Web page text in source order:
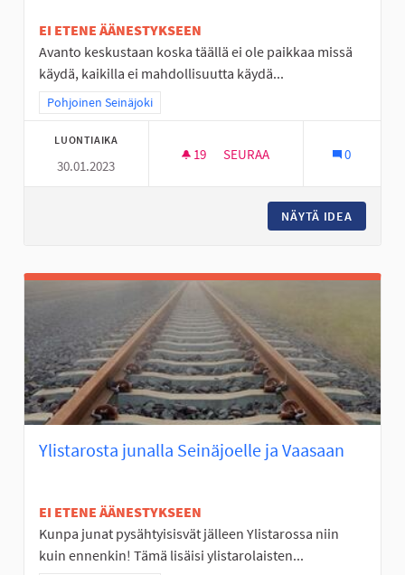
EI ETENE ÄÄNESTYKSEEN
Avanto keskustaan koska täällä ei ole paikkaa missä
käydä, kaikilla ei mahdollisuutta käydä...
Rajaa tulokset teeman mukaan: Pohjoinen Seinäjoki
Pohjoinen Seinäjoki
LUONTIAIKA
30.01.2023
19 19 SEURAAJAA
SEURAA 0
NÄYTÄ IDEA
Ylistarosta junalla Seinäjoelle ja Vaasaan
EI ETENE ÄÄNESTYKSEEN
Kunpa junat pysähtyisisvät jälleen Ylistarossa niin
kuin ennenkin! Tämä lisäisi ylistarolaisten...